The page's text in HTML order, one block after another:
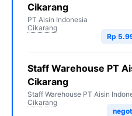
Cikarang
PT Aisin Indonesia
Cikarang
Rp
Staff Warehouse PT
Cikarang
Staff Warehouse PT Aisin
Cikarang